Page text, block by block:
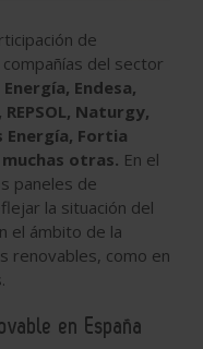
de
del sector
Endesa,
Naturgy,
Energía, Fortia
otras. En el
paneles de
la situación del
el ámbito de la
renovables, como en
en España